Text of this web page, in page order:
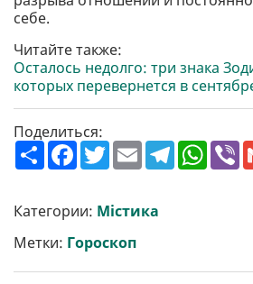
себе.
Читайте также:
Осталось недолго: три знака
которых перевернется в
Поделиться:
П
о
ш
р
и
и
F
a
c
b
o
k
T
w
t
e
E
m
a
l
T
e
W
h
a
V
b
Категории: Містика
Метки: Гороскоп